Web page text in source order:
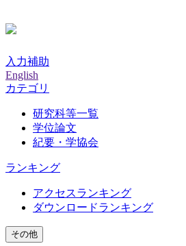
入力補助
English
カテゴリ
研究科等一覧
学位論文
紀要・学協会
ランキング
アクセスランキング
ダウンロードランキング
その他